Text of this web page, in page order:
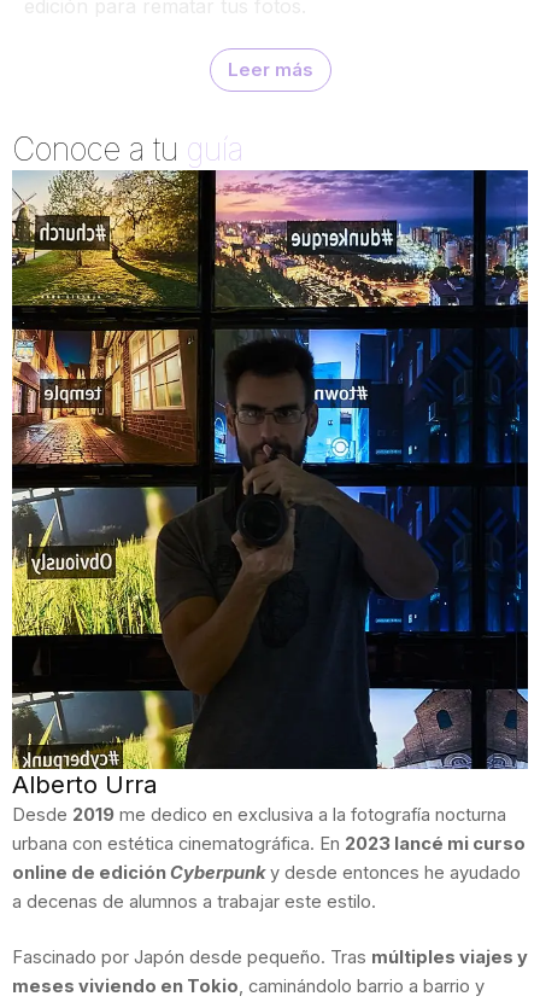
Trabajaremos con dos fotos del viaje. Te enseño mi
flujo completo en Lightroom y Photoshop —color,
ritmo y consigas ese acabado cinematográfico en tus
propias imágenes.
Más adelante te lo explico al detalle.
Conoce a tu guía
Alberto Urra
Desde 2019 me dedico en exclusiva a la fotografía nocturna
urbana con estética cinematográfica. En 2023 lancé mi curso
online de ediciónCyberpunky desde entonces he ayudado
a decenas de alumnos a trabajar este estilo.
Fascinado por Japón desde pequeño. Tras múltiples viajes y
meses viviendo en Tokio, caminándolo barrio a barrio y